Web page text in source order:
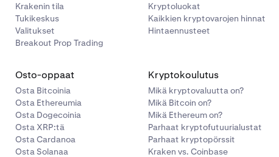
Krakenin tila
Tukikeskus
Valitukset
Breakout Prop Trading
Kryptoluokat
Kaikkien kryptovarojen hinnat
Hintaennusteet
Osto-oppaat
Osta Bitcoinia
Osta Ethereumia
Osta Dogecoinia
Osta XRP:tä
Osta Cardanoa
Osta Solanaa
Kryptokoulutus
Mikä kryptovaluutta on?
Mikä Bitcoin on?
Mikä Ethereum on?
Parhaat kryptofutuurialustat
Parhaat kryptopörssit
Kraken vs. Coinbase